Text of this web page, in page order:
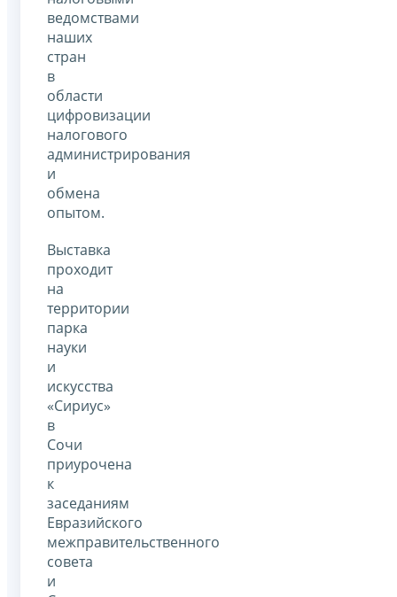
ведомствами
наших
стран
в
области
цифровизации
налогового
администрирования
и
обмена
опытом.
Выставка
проходит
на
территории
парка
науки
и
искусства
«Сириус»
в
Сочи
приурочена
к
заседаниям
Евразийского
межправительственного
совета
и